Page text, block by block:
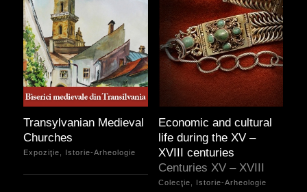
Transylvanian Medieval
Churches
Expoziţie, Istorie-Arheologie
Economic and cultural
life during the XV –
XVIII centuries
Centuries XV – XVIII
Colecţie, Istorie-Arheologie